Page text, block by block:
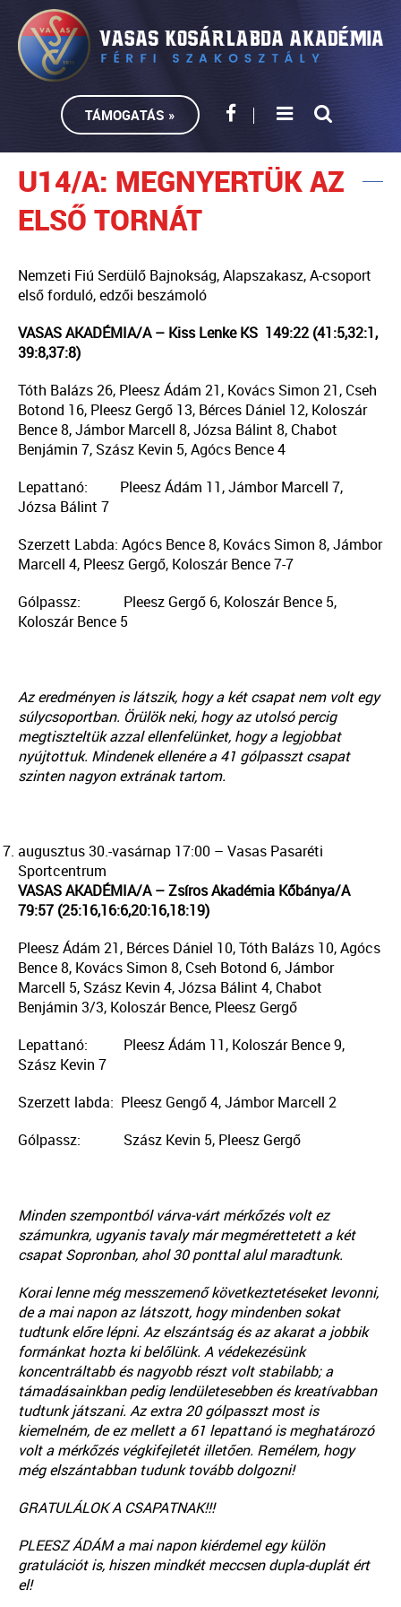
TÁMOGATÁS »
U14/A: MEGNYERTÜK AZ
ELSŐ TORNÁT
Nemzeti Fiú Serdülő Bajnokság, Alapszakasz, A-csoport
első forduló, edzői beszámoló
VASAS AKADÉMIA/A – Kiss Lenke KS 149:22 (41:5,32:1,
39:8,37:8)
Tóth Balázs 26, Pleesz Ádám 21, Kovács Simon 21, Cseh
Botond 16, Pleesz Gergő 13, Bérces Dániel 12, Koloszár
Bence 8, Jámbor Marcell 8, Józsa Bálint 8, Chabot
Benjámin 7, Szász Kevin 5, Agócs Bence 4
Lepattanó: Pleesz Ádám 11, Jámbor Marcell 7,
Józsa Bálint 7
Szerzett Labda: Agócs Bence 8, Kovács Simon 8, Jámbor
Marcell 4, Pleesz Gergő, Koloszár Bence 7-7
Gólpassz: Pleesz Gergő 6, Koloszár Bence 5,
Koloszár Bence 5
Az eredményen is látszik, hogy a két csapat nem volt egy
súlycsoportban. Örülök neki, hogy az utolsó percig
megtiszteltük azzal ellenfelünket, hogy a legjobbat
nyújtottuk. Mindenek ellenére a 41 gólpasszt csapat
szinten nagyon extrának tartom.
augusztus 30.-vasárnap 17:00 – Vasas Pasaréti
Sportcentrum
VASAS AKADÉMIA/A – Zsíros Akadémia Kőbánya/A
79:57 (25:16,16:6,20:16,18:19)
Pleesz Ádám 21, Bérces Dániel 10, Tóth Balázs 10, Agócs
Bence 8, Kovács Simon 8, Cseh Botond 6, Jámbor
Marcell 5, Szász Kevin 4, Józsa Bálint 4, Chabot
Benjámin 3/3, Koloszár Bence, Pleesz Gergő
Lepattanó: Pleesz Ádám 11, Koloszár Bence 9,
Szász Kevin 7
Szerzett labda: Pleesz Gengő 4, Jámbor Marcell 2
Gólpassz: Szász Kevin 5, Pleesz Gergő
Minden szempontból várva-várt mérkőzés volt ez
számunkra, ugyanis tavaly már megmérettetett a két
csapat Sopronban, ahol 30 ponttal alul maradtunk.
Korai lenne még messzemenő következtetéseket levonni,
de a mai napon az látszott, hogy mindenben sokat
tudtunk előre lépni. Az elszántság és az akarat a jobbik
formánkat hozta ki belőlünk. A védekezésünk
koncentráltabb és nagyobb részt volt stabilabb; a
támadásainkban pedig lendületesebben és kreatívabban
tudtunk játszani. Az extra 20 gólpasszt most is
kiemelném, de ez mellett a 61 lepattanó is meghatározó
volt a mérkőzés végkifejletét illetően. Remélem, hogy
még elszántabban tudunk tovább dolgozni!
GRATULÁLOK A CSAPATNAK!!!
PLEESZ ÁDÁM a mai napon kiérdemel egy külön
gratulációt is, hiszen mindkét meccsen dupla-duplát ért
el!